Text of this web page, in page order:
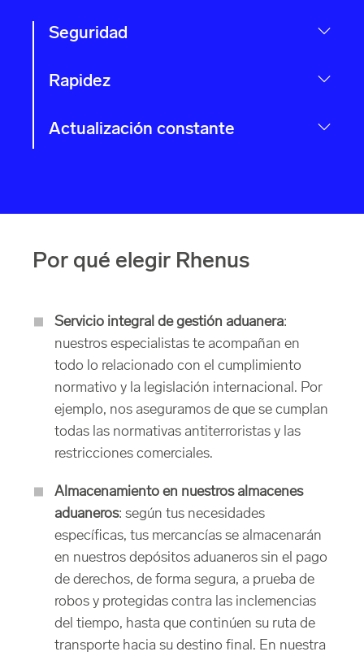
Seguridad
Rapidez
Actualización constante
Por qué elegir Rhenus
Servicio integral de gestión aduanera:
nuestros especialistas te acompañan en
todo lo relacionado con el cumplimiento
normativo y la legislación internacional. Por
ejemplo, nos aseguramos de que se cumplan
todas las normativas antiterroristas y las
restricciones comerciales.
Almacenamiento en nuestros almacenes
aduaneros: según tus necesidades
específicas, tus mercancías se almacenarán
en nuestros depósitos aduaneros sin el pago
de derechos, de forma segura, a prueba de
robos y protegidas contra las inclemencias
del tiempo, hasta que continúen su ruta de
transporte hacia su destino final. En nuestra